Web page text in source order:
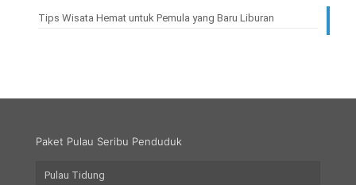
Tips Wisata Hemat untuk Pemula yang Baru Liburan
Paket Pulau Seribu Penduduk
Pulau Tidung